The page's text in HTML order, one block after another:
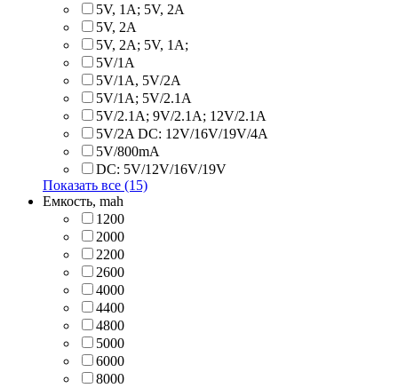
5V, 1A; 5V, 2A
5V, 2A
5V, 2A; 5V, 1A;
5V/1A
5V/1A, 5V/2A
5V/1A; 5V/2.1A
5V/2.1A; 9V/2.1A; 12V/2.1A
5V/2A DC: 12V/16V/19V/4A
5V/800mA
DC: 5V/12V/16V/19V
Показать все (15)
Емкость, mah
1200
2000
2200
2600
4000
4400
4800
5000
6000
8000